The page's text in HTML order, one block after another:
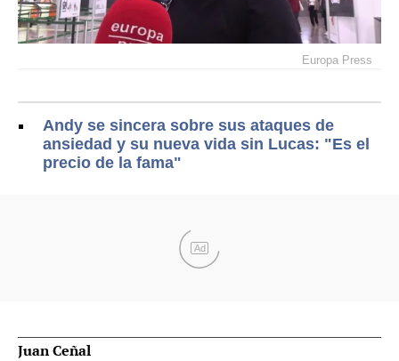
Europa Press
Andy se sincera sobre sus ataques de
ansiedad y su nueva vida sin Lucas: "Es el
precio de la fama"
Ad
Juan Ceñal